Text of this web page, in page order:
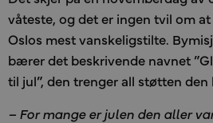
våteste, og det er ingen tvil om
Oslos mest vanskeligstilte.
bærer det beskrivende navnet
til jul”, den trenger all støtten den
– For mange er julen den aller